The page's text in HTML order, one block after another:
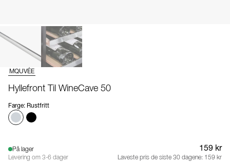
MQUVÉE
Hyllefront Til WineCave 50
Farge: Rustfritt
På lager
Levering om 3-6 dager
159 kr
Laveste pris de siste 30 dagene: 159 kr